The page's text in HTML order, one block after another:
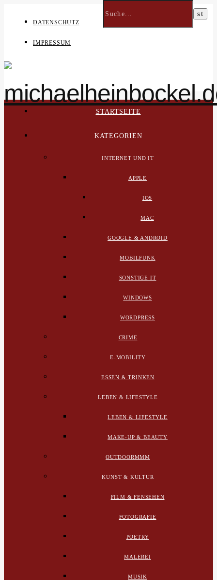
DATENSCHUTZ
IMPRESSUM
STARTSEITE
KATEGORIEN
INTERNET UND IT
APPLE
IOS
MAC
GOOGLE & ANDROID
MOBILFUNK
SONSTIGE IT
WINDOWS
WORDPRESS
CRIME
E-MOBILITY
ESSEN & TRINKEN
LEBEN & LIFESTYLE
LEBEN & LIFESTYLE
MAKE-UP & BEAUTY
OUTDOORMMM
KUNST & KULTUR
FILM & FENSEHEN
FOTOGRAFIE
POETRY
MALEREI
MUSIK